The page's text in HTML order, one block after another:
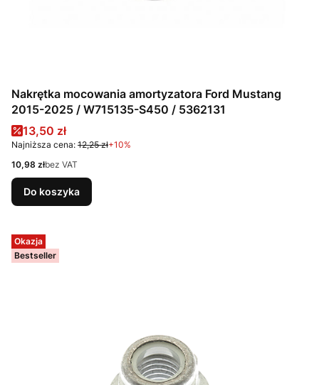
Nakrętka mocowania amortyzatora Ford Mustang
2015-2025 / W715135-S450 / 5362131
Cena promocyjna
13,50 zł
Najniższa cena: 12,25 zł+10%
Cena
10,98 złbez VAT
Do koszyka
Okazja
Bestseller